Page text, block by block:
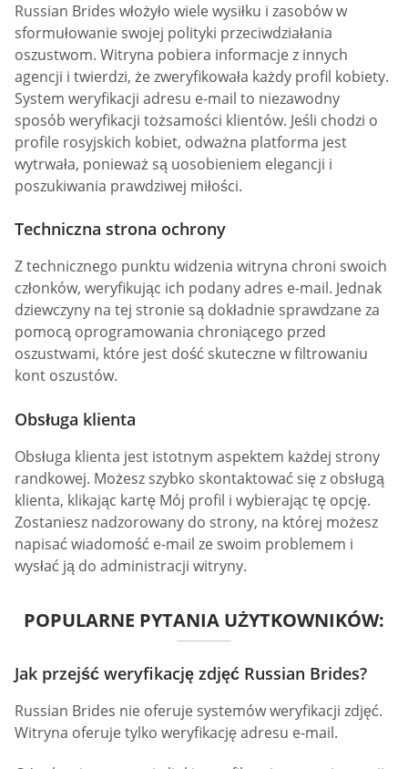
Russian Brides włożyło wiele wysiłku i zasobów w
sformułowanie swojej polityki przeciwdziałania
oszustwom. Witryna pobiera informacje z innych
agencji i twierdzi, że zweryfikowała każdy profil kobiety.
System weryfikacji adresu e-mail to niezawodny
sposób weryfikacji tożsamości klientów. Jeśli chodzi o
profile rosyjskich kobiet, odważna platforma jest
wytrwała, ponieważ są uosobieniem elegancji i
poszukiwania prawdziwej miłości.
Techniczna strona ochrony
Z technicznego punktu widzenia witryna chroni swoich
członków, weryfikując ich podany adres e-mail. Jednak
dziewczyny na tej stronie są dokładnie sprawdzane za
pomocą oprogramowania chroniącego przed
oszustwami, które jest dość skuteczne w filtrowaniu
kont oszustów.
Obsługa klienta
Obsługa klienta jest istotnym aspektem każdej strony
randkowej. Możesz szybko skontaktować się z obsługą
klienta, klikając kartę Mój profil i wybierając tę opcję.
Zostaniesz nadzorowany do strony, na której możesz
napisać wiadomość e-mail ze swoim problemem i
wysłać ją do administracji witryny.
POPULARNE PYTANIA UŻYTKOWNIKÓW:
Jak przejść weryfikację zdjęć Russian Brides?
Russian Brides nie oferuje systemów weryfikacji zdjęć.
Witryna oferuje tylko weryfikację adresu e-mail.